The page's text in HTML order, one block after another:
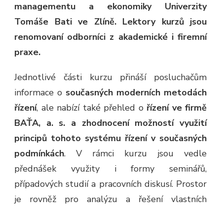
managementu a ekonomiky Univerzity
Tomáše Bati ve Zlíně. Lektory kurzů jsou
renomovaní odborníci z akademické i firemní
praxe.
Jednotlivé části kurzu přináší posluchačům
informace o současných moderních metodách
řízení, ale nabízí také přehled o řízení ve firmě
BAŤA, a. s. a zhodnocení možností využití
principů tohoto systému řízení v současných
podmínkách. V rámci kurzu jsou vedle
přednášek využity i formy seminářů,
případových studií a pracovních diskusí. Prostor
je rovněž pro analýzu a řešení vlastních